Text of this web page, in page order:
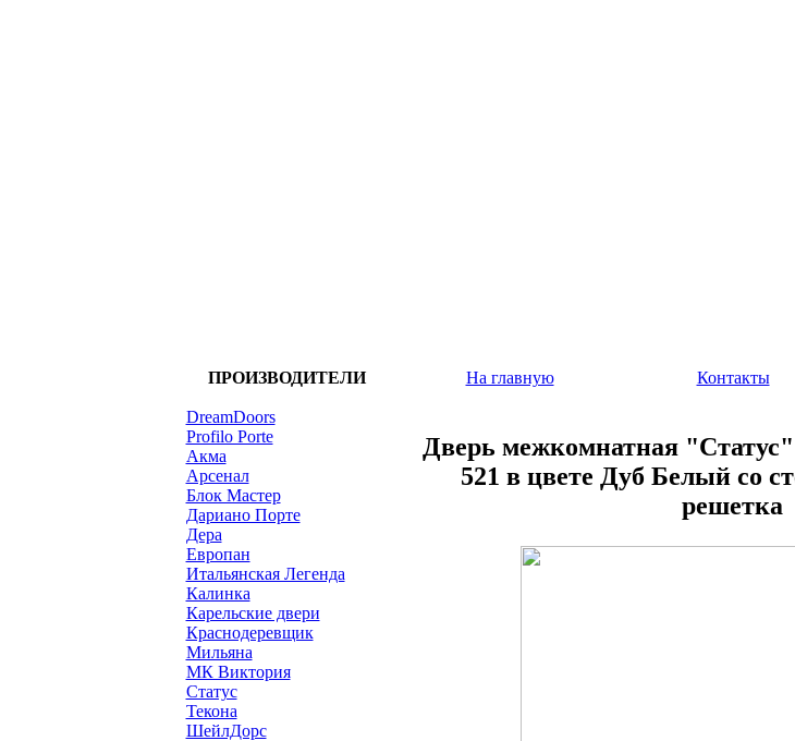
ПРОИЗВОДИТЕЛИ
DreamDoors
Profilo Porte
Акма
Арсенал
Блок Мастер
Дариано Порте
Дера
Европан
Итальянская Легенда
Калинка
Карельские двери
Краснодеревщик
Мильяна
МК Виктория
Статус
Текона
ШейлДорс
На главную Контакты
Дверь межкомнатная "Статус"
521 в цвете Дуб Белый со
решетка